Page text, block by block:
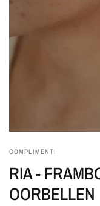
COMPLIMENTI
RIA -
OORBELLEN